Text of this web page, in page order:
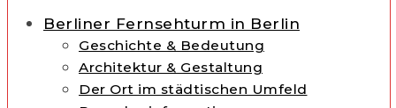
Berliner Fernsehturm in Berlin
Geschichte & Bedeutung
Architektur & Gestaltung
Der Ort im städtischen Umfeld